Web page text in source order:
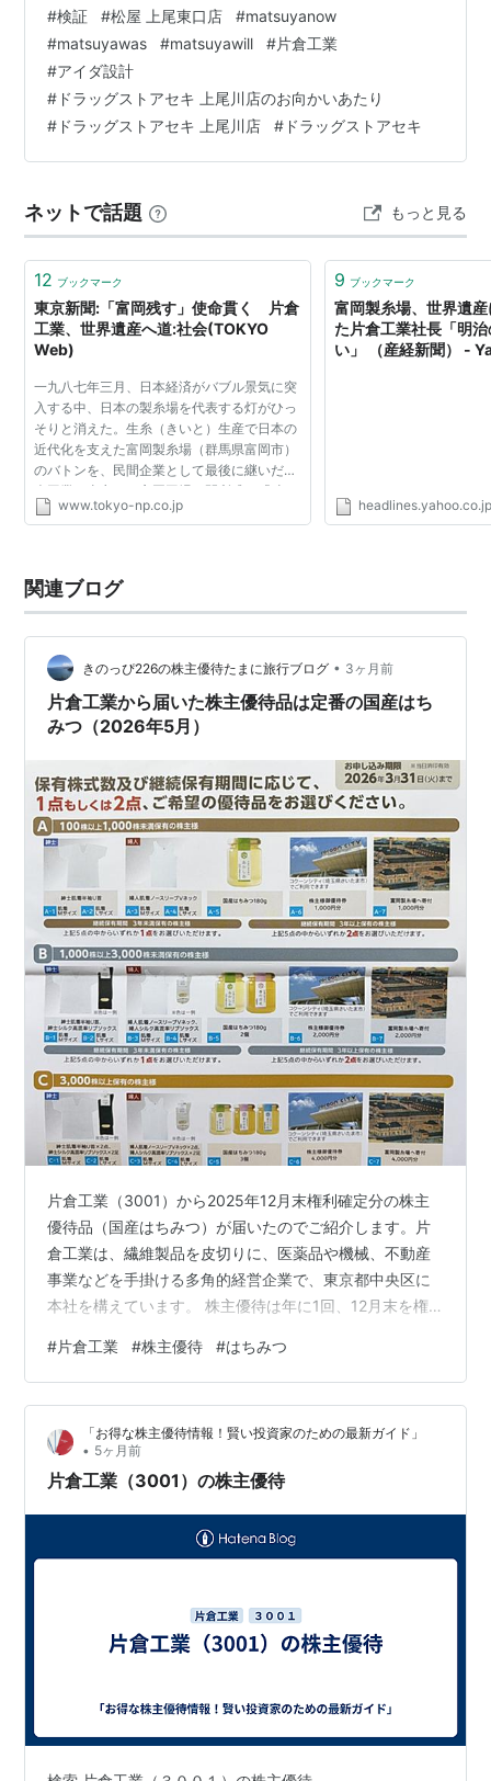
旬オープン予定！ これだけの情報を元に、ここだと取り
違えてしまったのである。 この投稿をInstagramで見る
www.instagram.com ここは ドラッグストアセキ 上尾川
店のお向かいあたり と言う条件を満たした場所である。
しかも、大元はカ…
#検証 #松屋 上尾東口店 #matsuyanow
#matsuyawas #matsuyawill #片倉工業
#アイダ設計
# ドラッグストアセキ 上尾川店のお向かいあたり
# ドラッグストアセキ 上尾川店 # ドラッグストアセキ
ネットで話題 もっと見る
12 ブックマーク
東京新聞:「富岡残す」使命貫く 片倉
工業、世界遺産へ道:社会(TOKYO
Web)
一九八七年三月、日本経済がバブル景気に突
入する中、日本の製糸場を代表する灯がひっ
そりと消えた。生糸（きいと）生産で日本の
近代化を支えた富岡製糸場（群馬県富岡市）
のバトンを、民間企業として最後に継いだ片
倉工業（東京）の富岡工場の閉所式。「時に
利あらず」。社長だった柳沢晴夫さん（故
www.tokyo-np.co.jp
9 ブックマーク
富岡製糸場、世界遺
た片倉工業社長「明
い」 （産経新聞） -
関連ブログ
きのっぴ226の株主優待たまに旅行ブログ • 3ヶ月前
片倉工業から届いた株主優待品は定番の国産はち
みつ（2026年5月）
片倉工業（3001）から2025年12月末権利確定分の株主
優待品（国産はちみつ）が届いたのでご紹介します。片
倉工業は、繊維製品を皮切りに、医薬品や機械、不動産
事業などを手掛ける多角的経営企業で、東京都中央区に
本社を構えています。 株主優待は年に1回、12月末を権
が届けられます。どんな製品が選べるかは、下記のカタ
ログ写真で紹介します。ちなみに、3年以上継続保有すれ
ば、自社製品等2点が選べるようになります。 片倉のは
ちみつ 小箱に入って届きました カタログの中身を紹介
毎回はちみつを頼んでいますが、今回もはちみつを頼み
ました。蓋を開けると花の蜜…
#片倉工業 #株主優待 #はちみつ
「お得な株主優待情報！賢い投資家のための最新ガイド」
• 5ヶ月前
片倉工業（3001）の株主優待